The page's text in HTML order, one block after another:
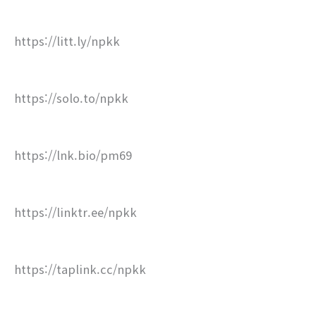
https://litt.ly/npkk
https://solo.to/npkk
https://lnk.bio/pm69
https://linktr.ee/npkk
https://taplink.cc/npkk